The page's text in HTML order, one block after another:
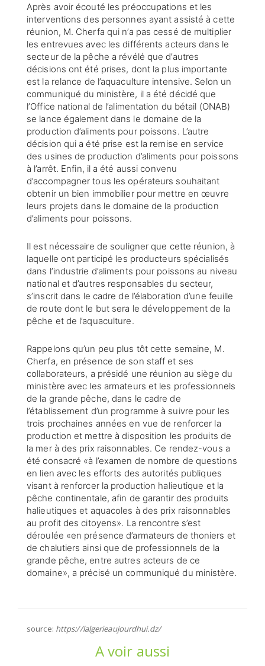
Après avoir écouté les préoccupations et les
interventions des personnes ayant assisté à cette
réunion, M. Cherfa qui n’a pas cessé de multiplier
les entrevues avec les différents acteurs dans le
secteur de la pêche a révélé que d’autres
décisions ont été prises, dont la plus importante
est la relance de l’aquaculture intensive. Selon un
communiqué du ministère, il a été décidé que
l’Office national de l’alimentation du bétail (ONAB)
se lance également dans le domaine de la
production d’aliments pour poissons. L’autre
décision qui a été prise est la remise en service
des usines de production d’aliments pour poissons
à l’arrêt. Enfin, il a été aussi convenu
d’accompagner tous les opérateurs souhaitant
obtenir un bien immobilier pour mettre en œuvre
leurs projets dans le domaine de la production
d’aliments pour poissons.
Il est nécessaire de souligner que cette réunion, à
laquelle ont participé les producteurs spécialisés
dans l’industrie d’aliments pour poissons au niveau
national et d’autres responsables du secteur,
s’inscrit dans le cadre de l’élaboration d’une feuille
de route dont le but sera le développement de la
pêche et de l’aquaculture.
Rappelons qu’un peu plus tôt cette semaine, M.
Cherfa, en présence de son staff et ses
collaborateurs, a présidé une réunion au siège du
ministère avec les armateurs et les professionnels
de la grande pêche, dans le cadre de
l’établissement d’un programme à suivre pour les
trois prochaines années en vue de renforcer la
production et mettre à disposition les produits de
la mer à des prix raisonnables. Ce rendez-vous a
été consacré «à l’examen de nombre de questions
en lien avec les efforts des autorités publiques
visant à renforcer la production halieutique et la
pêche continentale, afin de garantir des produits
halieutiques et aquacoles à des prix raisonnables
au profit des citoyens». La rencontre s’est
déroulée «en présence d’armateurs de thoniers et
de chalutiers ainsi que de professionnels de la
grande pêche, entre autres acteurs de ce
domaine», a précisé un communiqué du ministère.
source: https://lalgerieaujourdhui.dz/
A voir aussi